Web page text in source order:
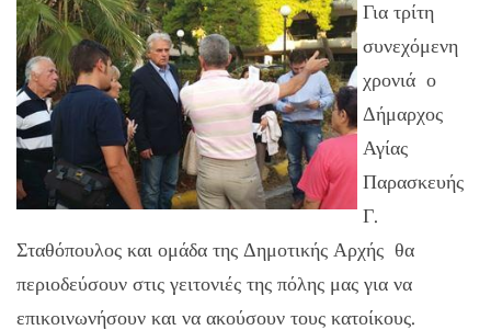
Για τρίτη
συνεχόμενη
χρονιά ο
Δήμαρχος
Αγίας
Παρασκευής
Γ.
Σταθόπουλος και ομάδα της Δημοτικής Αρχής θα
περιοδεύσουν στις γειτονιές της πόλης μας για να
επικοινωνήσουν και να ακούσουν τους κατοίκους.